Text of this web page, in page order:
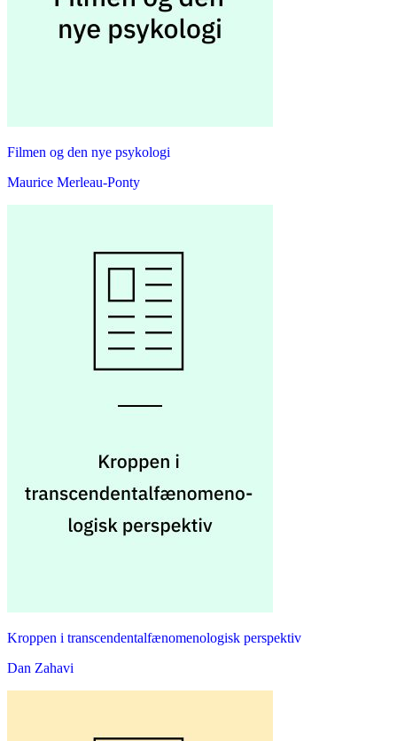
Filmen og den nye psykologi
Maurice Merleau-Ponty
Kroppen i transcendentalfænomenologisk perspektiv
Dan Zahavi